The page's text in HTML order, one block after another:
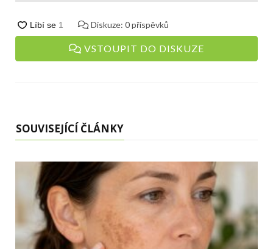
Diskuze: 0příspěvků
VSTOUPIT DO DISKUZE
SOUVISEJÍCÍ ČLÁNKY